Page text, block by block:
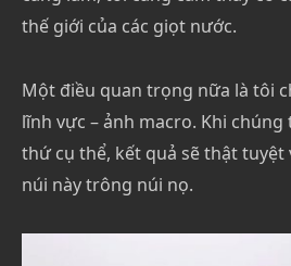
thế giới của các giọt nước.
Một điều quan trọng nữa là tôi
lĩnh vực – ảnh macro. Khi
thứ cụ thể, kết quả sẽ thật tuyệt
núi này trông núi nọ.